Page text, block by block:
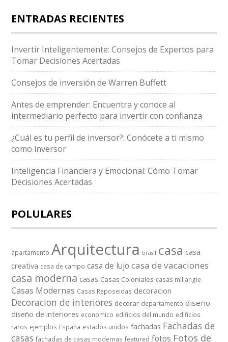
ENTRADAS RECIENTES
Invertir Inteligentemente: Consejos de Expertos para
Tomar Decisiones Acertadas
Consejos de inversión de Warren Buffett
Antes de emprender: Encuentra y conoce al
intermediario perfecto para invertir con confianza
¿Cuál es tu perfil de inversor?: Conócete a ti mismo
como inversor
Inteligencia Financiera y Emocional: Cómo Tomar
Decisiones Acertadas
POLULARES
apartamento Arquitectura brasil casa casa
creativa casa de campo casa de lujo casa de vacaciones
casa moderna casas Casas Coloniales casas miliangie
Casas Modernas Casas Reposeidas decoracion
Decoracion de interiores decorar departamento diseño
diseño de interiores economico edificios del mundo edificios
raros ejemplos España estados unidos fachadas Fachadas de
casas fachadas de casas modernas featured fotos Fotos de